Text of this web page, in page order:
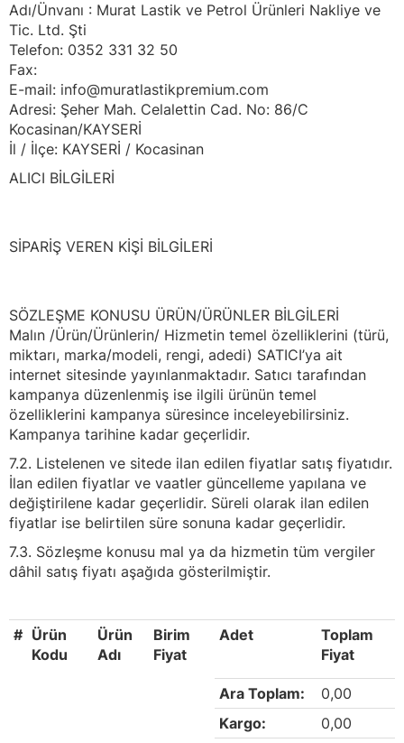
Adı/Ünvanı : Murat Lastik ve Petrol Ürünleri Nakliye ve
Tic. Ltd. Şti
Telefon: 0352 331 32 50
Fax:
E-mail: info@muratlastikpremium.com
Adresi: Şeher Mah. Celalettin Cad. No: 86/C
Kocasinan/KAYSERİ
İl / İlçe: KAYSERİ / Kocasinan
ALICI BİLGİLERİ
SİPARİŞ VEREN KİŞİ BİLGİLERİ
SÖZLEŞME KONUSU ÜRÜN/ÜRÜNLER BİLGİLERİ
Malın /Ürün/Ürünlerin/ Hizmetin temel özelliklerini (türü,
miktarı, marka/modeli, rengi, adedi) SATICI’ya ait
internet sitesinde yayınlanmaktadır. Satıcı tarafından
kampanya düzenlenmiş ise ilgili ürünün temel
özelliklerini kampanya süresince inceleyebilirsiniz.
Kampanya tarihine kadar geçerlidir.
7.2. Listelenen ve sitede ilan edilen fiyatlar satış fiyatıdır.
İlan edilen fiyatlar ve vaatler güncelleme yapılana ve
değiştirilene kadar geçerlidir. Süreli olarak ilan edilen
fiyatlar ise belirtilen süre sonuna kadar geçerlidir.
7.3. Sözleşme konusu mal ya da hizmetin tüm vergiler
dâhil satış fiyatı aşağıda gösterilmiştir.
# Ürün
Kodu
Ürün
Adı
Birim
Fiyat
Adet
Toplam
Fiyat
Ara Toplam:
0,00
Kargo:
0,00